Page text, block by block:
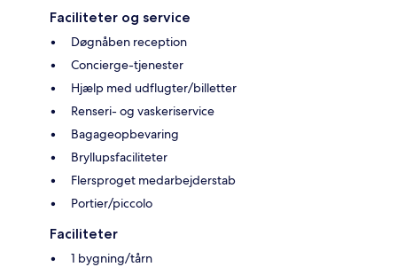
Faciliteter og service
Døgnåben reception
Concierge-tjenester
Hjælp med udflugter/billetter
Renseri- og vaskeriservice
Bagageopbevaring
Bryllupsfaciliteter
Flersproget medarbejderstab
Portier/piccolo
Faciliteter
1 bygning/tårn